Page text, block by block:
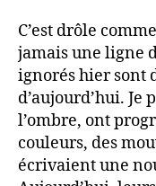
C’est drôle
jamais une ligne
ignorés hier sont
d’aujourd’hui. Je
l’ombre, ont
couleurs, des
écrivaient une